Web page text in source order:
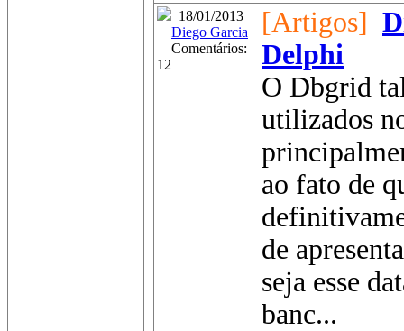
18/01/2013
Diego Garcia
Comentários:
12
[Artigos]
Delphi
O Dbgrid
utilizados
ao fato de
de
seja esse
banc...